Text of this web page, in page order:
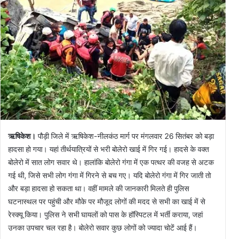
ऋषिकेश। पौड़ी जिले में ऋषिकेश-नीलकंठ मार्ग पर मंगलवार 26 सितंबर को बड़ा
हादसा हो गया। यहां तीर्थयात्रियों से भरी बोलेरो खाई में गिर गई। हादसे के वक्त
बोलेरो में सात लोग सवार थे। हालांकि बोलेरो गंगा में एक पत्थर की वजह से अटक
गई थी, जिसे सभी लोग गंगा में गिरने से बच गए। यदि बोलेरो गंगा में गिर जाती तो
और बड़ा हादसा हो सकता था। वहीं मामले की जानकारी मिलते ही पुलिस
घटनास्थल पर पहुंची और मौके पर मौजूद लोगों की मदद से सभी का खाई में से
रेस्क्यू किया। पुलिस ने सभी घायलों को पास के हॉस्पिटल में भर्ती कराया, जहां
उनका उपचार चल रहा है। बोलेरो सवार कुछ लोगों को ज्यादा चोटें आई हैं।